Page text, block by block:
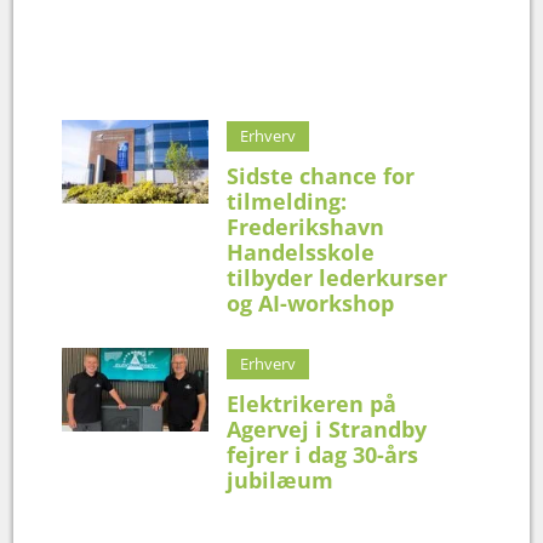
Erhverv
Sidste chance for
tilmelding:
Frederikshavn
Handelsskole
tilbyder lederkurser
og AI-workshop
Erhverv
Elektrikeren på
Agervej i Strandby
fejrer i dag 30-års
jubilæum